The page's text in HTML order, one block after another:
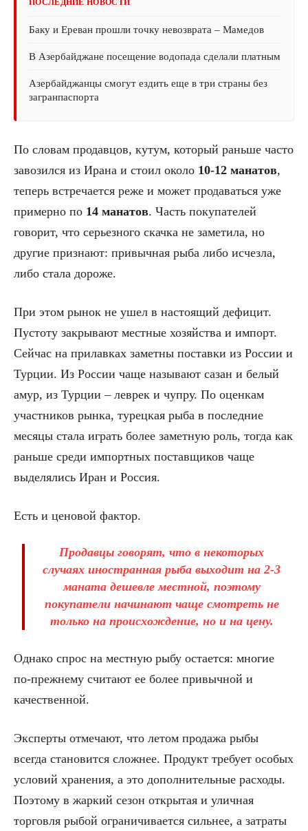
ПОСЛЕДНИЕ НОВОСТИ
Баку и Ереван прошли точку невозврата – Мамедов
В Азербайджане посещение водопада сделали платным
Азербайджанцы смогут ездить еще в три страны без
загранпаспорта
По словам продавцов, кутум, который раньше часто
завозился из Ирана и стоил около 10-12 манатов,
теперь встречается реже и может продаваться уже
примерно по 14 манатов. Часть покупателей
говорит, что серьезного скачка не заметила, но
другие признают: привычная рыба либо исчезла,
либо стала дороже.
При этом рынок не ушел в настоящий дефицит.
Пустоту закрывают местные хозяйства и импорт.
Сейчас на прилавках заметны поставки из России и
Турции. Из России чаще называют сазан и белый
амур, из Турции – леврек и чупру. По оценкам
участников рынка, турецкая рыба в последние
месяцы стала играть более заметную роль, тогда как
раньше среди импортных поставщиков чаще
выделялись Иран и Россия.
Есть и ценовой фактор.
Продавцы говорят, что в некоторых
случаях иностранная рыба выходит на 2-3
маната дешевле местной, поэтому
покупатели начинают чаще смотреть не
только на происхождение, но и на цену.
Однако спрос на местную рыбу остается: многие
по-прежнему считают ее более привычной и
качественной.
Эксперты отмечают, что летом продажа рыбы
всегда становится сложнее. Продукт требует особых
условий хранения, а это дополнительные расходы.
Поэтому в жаркий сезон открытая и уличная
торговля рыбой ограничивается сильнее, а затраты